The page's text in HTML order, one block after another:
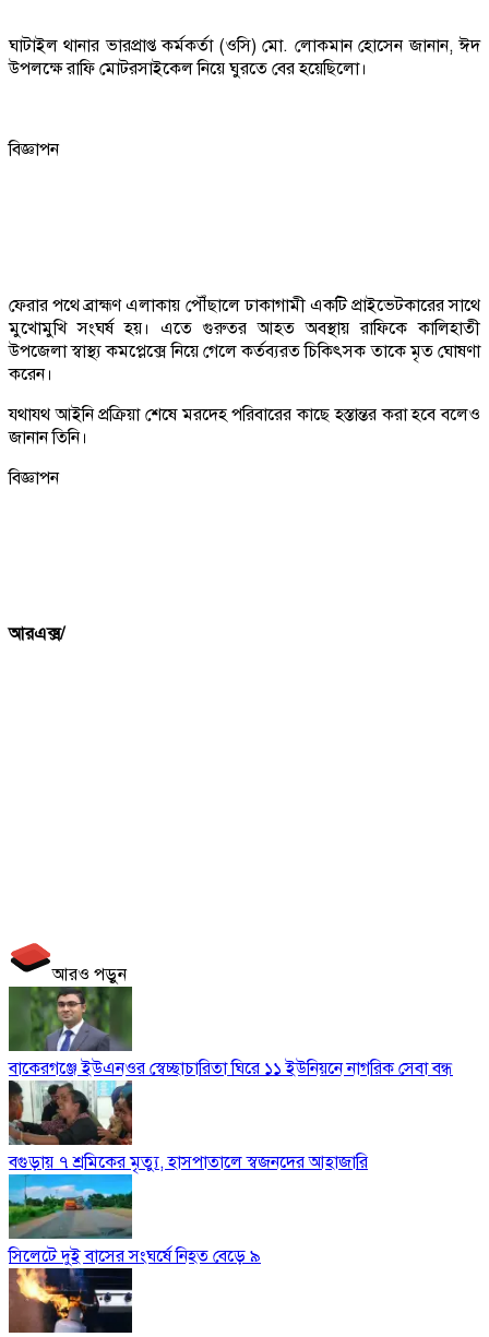
ঘাটাইল থানার ভারপ্রাপ্ত কর্মকর্তা (ওসি) মো. লোকমান হোসেন জানান, ঈদ
উপলক্ষে রাফি মোটরসাইকেল নিয়ে ঘুরতে বের হয়েছিলো।
বিজ্ঞাপন
ফেরার পথে ব্রাহ্মণ এলাকায় পৌঁছালে ঢাকাগামী একটি প্রাইভেটকারের সাথে
মুখোমুখি সংঘর্ষ হয়। এতে গুরুতর আহত অবস্থায় রাফিকে কালিহাতী
উপজেলা স্বাস্থ্য কমপ্লেক্সে নিয়ে গেলে কর্তব্যরত চিকিৎসক তাকে মৃত ঘোষণা
করেন।
যথাযথ আইনি প্রক্রিয়া শেষে মরদেহ পরিবারের কাছে হস্তান্তর করা হবে বলেও
জানান তিনি।
বিজ্ঞাপন
আরএক্স/
আরও পড়ুন
বাকেরগঞ্জে ইউএনওর স্বেচ্ছাচারিতা ঘিরে ১১ ইউনিয়নে নাগরিক সেবা বন্ধ
বগুড়ায় ৭ শ্রমিকের মৃত্যু, হাসপাতালে স্বজনদের আহাজারি
সিলেটে দুই বাসের সংঘর্ষে নিহত বেড়ে ৯